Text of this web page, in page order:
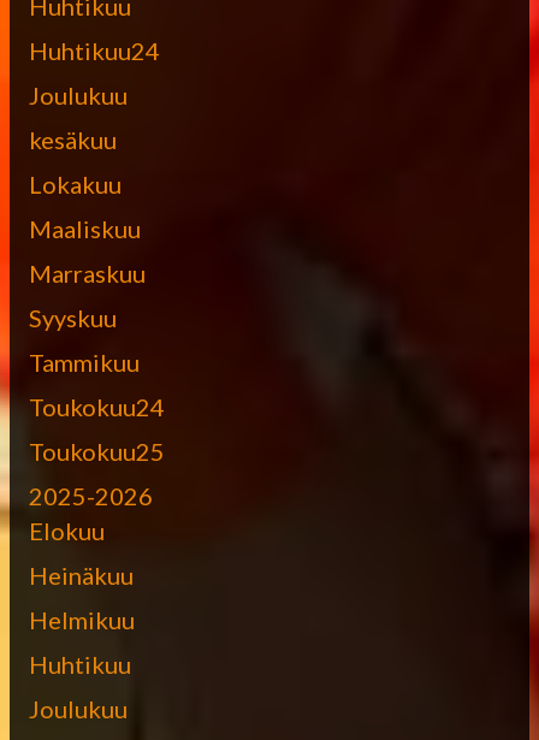
Huhtikuu24
Joulukuu
kesäkuu
Lokakuu
Maaliskuu
Marraskuu
Syyskuu
Tammikuu
Toukokuu24
Toukokuu25
2025-2026
Elokuu
Heinäkuu
Helmikuu
Huhtikuu
Joulukuu